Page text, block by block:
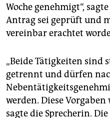
Woche genehmigt“,
Antrag sei geprüft und
vereinbar erachtet
„Beide Tätigkeiten sind
getrennt und dürfen
werden. Diese Vorgaben
sagte die Sprecherin.